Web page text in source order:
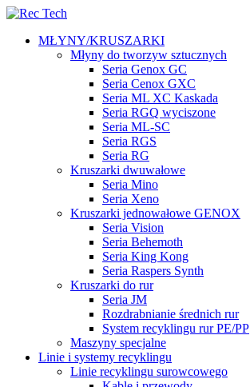
MŁYNY/KRUSZARKI
Młyny do tworzyw sztucznych
Seria Genox GC
Seria Cenox GXC
Seria ML XC Kaskada
Seria RGQ wyciszone
Seria ML-SC
Seria RGS
Seria RG
Kruszarki dwuwałowe
Seria Mino
Seria Xeno
Kruszarki jednowałowe GENOX
Seria Vision
Seria Behemoth
Seria King Kong
Seria Raspers Synth
Kruszarki do rur
Seria JM
Rozdrabnianie średnich rur
System recyklingu rur PE/PP
Maszyny specjalne
Linie i systemy recyklingu
Linie recyklingu surowcowego